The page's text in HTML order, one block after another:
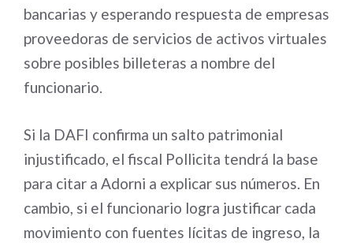
bancarias y esperando respuesta de empresas
proveedoras de servicios de activos virtuales
sobre posibles billeteras a nombre del
funcionario.
Si la DAFI confirma un salto patrimonial
injustificado, el fiscal Pollicita tendrá la base
para citar a Adorni a explicar sus números. En
cambio, si el funcionario logra justificar cada
movimiento con fuentes lícitas de ingreso, la